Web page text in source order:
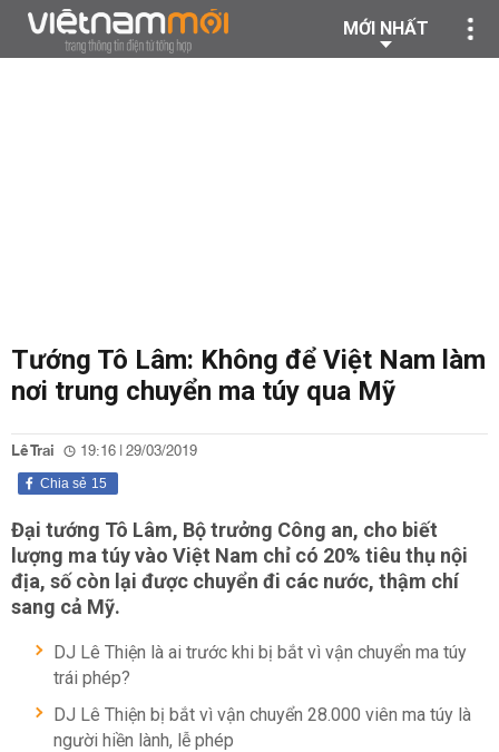
MỚI NHẤT
Tướng Tô Lâm: Không để Việt Nam làm
nơi trung chuyển ma túy qua Mỹ
Lê Trai 19:16 | 29/03/2019
15
Chia sẻ
Đại tướng Tô Lâm, Bộ trưởng Công an, cho biết
lượng ma túy vào Việt Nam chỉ có 20% tiêu thụ nội
địa, số còn lại được chuyển đi các nước, thậm chí
sang cả Mỹ.
DJ Lê Thiện là ai trước khi bị bắt vì vận chuyển ma túy
trái phép?
DJ Lê Thiện bị bắt vì vận chuyển 28.000 viên ma túy là
người hiền lành, lễ phép